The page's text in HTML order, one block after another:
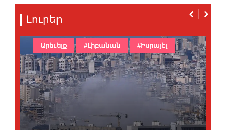
Լուրեր
Արեւելք #Լիբանան #Իսրայէլ